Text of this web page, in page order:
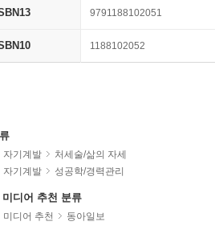
9791188102051
1188102052
자기계발
처세술/삶의 자세
자기계발 성공학/경력관리
디어 추천 분류
미디어 추천 동아일보